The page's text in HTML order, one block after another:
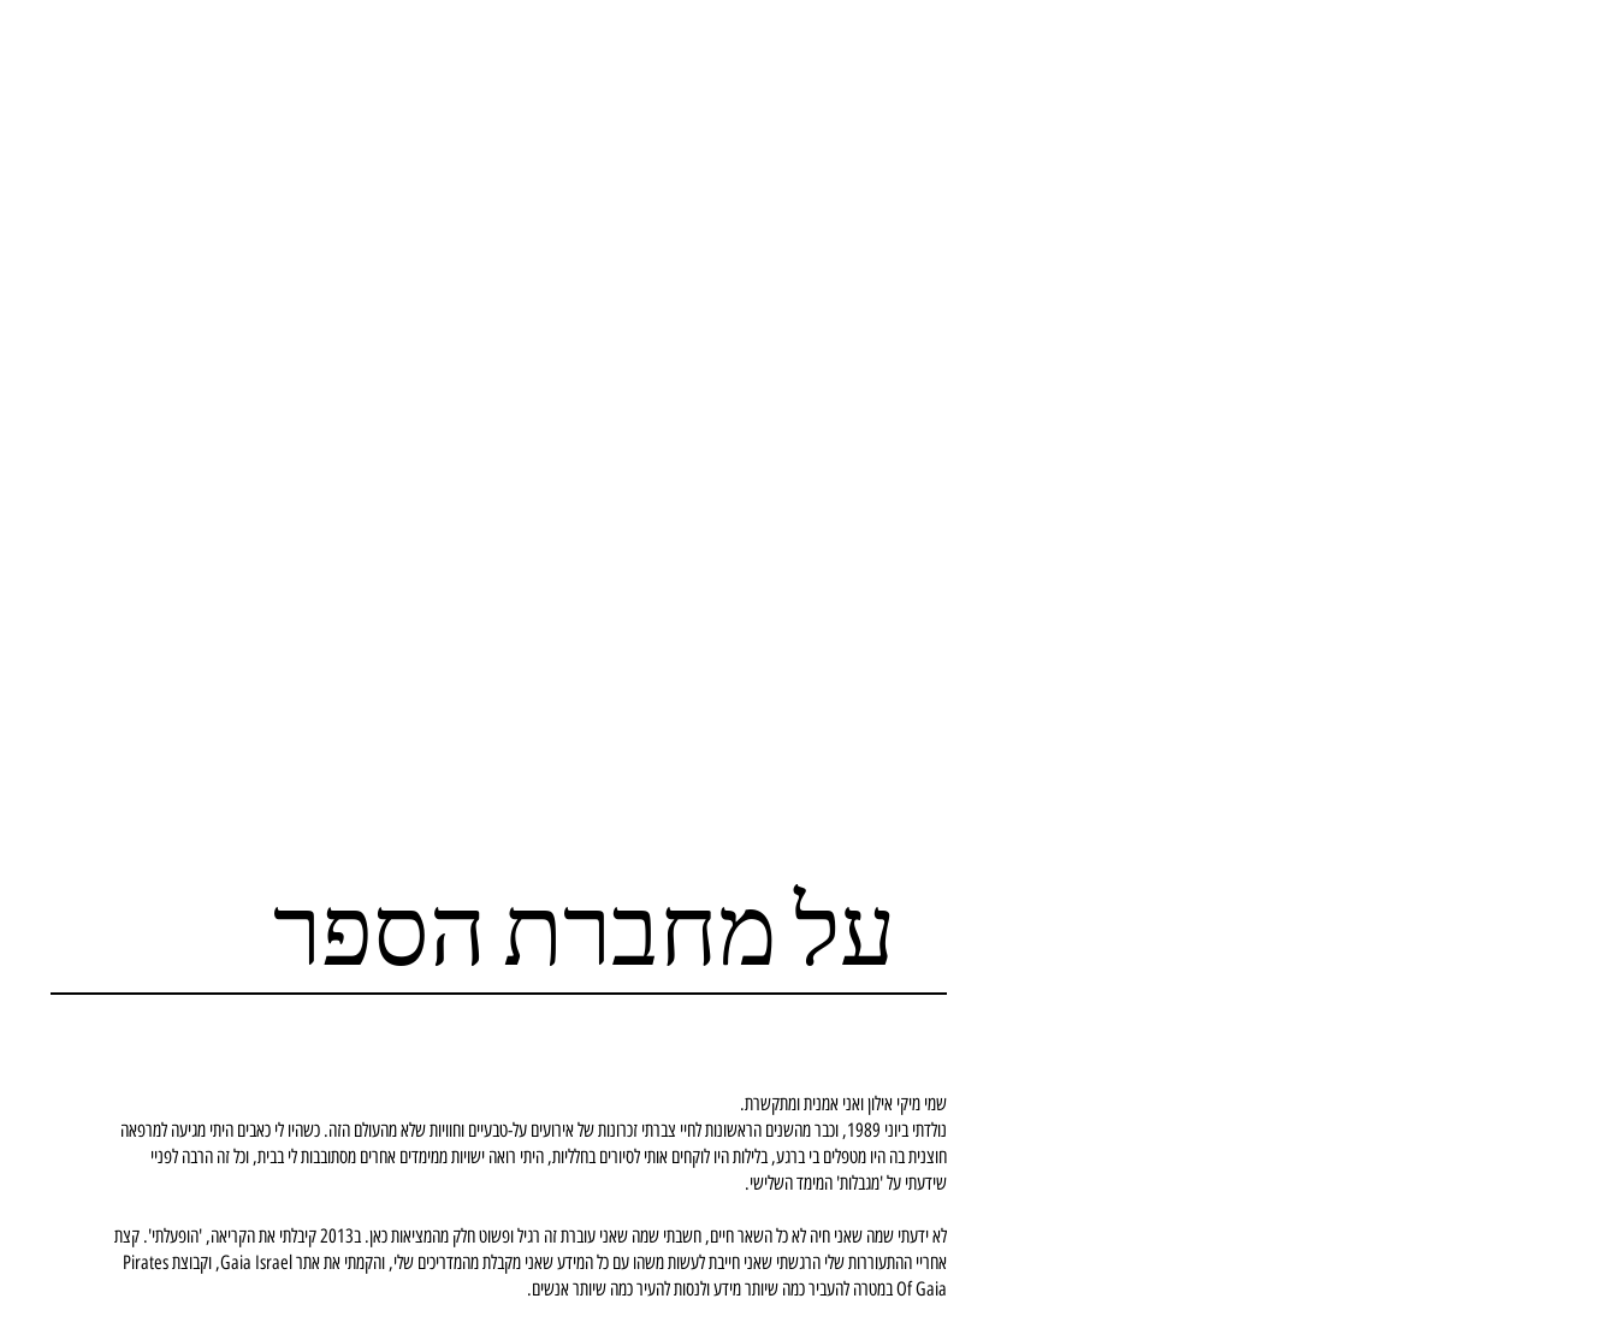
שמי מיקי אילון ואני אמנית ומתקשרת.
נולדתי ביוני 1989, וכבר מהשנים הראשונות לחיי צברתי זכרונות של אירועים על-טבעיים וחוויות שלא מהעולם הזה. כשהיו לי כאבים היתי מגיעה למרפאה
חוצנית בה היו מטפלים בי ברגע, בלילות היו לוקחים אותי לסיורים בחלליות, היתי רואה ישויות ממימדים אחרים מסתובבות לי בבית, וכל זה הרבה לפניי
שידעתי על 'מגבלות' המימד השלישי.
לא ידעתי שמה שאני חיה לא כל השאר חיים, חשבתי שמה שאני עוברת זה רגיל ופשוט חלק מהמציאות כאן. ב2013 קיבלתי את הקריאה, 'הופעלתי'. קצת
אחריי ההתעוררות שלי הרגשתי שאני חייבת לעשות משהו עם כל המידע שאני מקבלת מהמדריכים שלי, והקמתי את אתר Gaia Israel, וקבוצת Pirates
Of Gaia במטרה להעביר כמה שיותר מידע ולנסות להעיר כמה שיותר אנשים.
על מחברת הספר